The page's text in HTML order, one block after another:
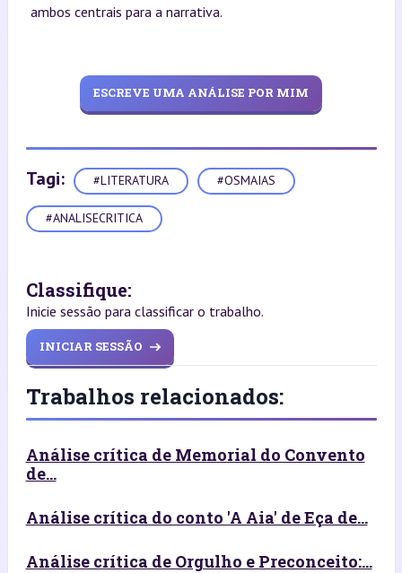
ambos centrais para a narrativa.
ESCREVE UMA ANÁLISE POR MIM
Tagi: #LITERATURA #OSMAIAS
#ANALISECRITICA
Classifique:
Inicie sessão para classificar o trabalho.
INICIAR SESSÃO
Trabalhos relacionados:
Análise crítica de Memorial do Convento
de...
Análise crítica do conto 'A Aia' de Eça de...
Análise crítica de Orgulho e Preconceito:...